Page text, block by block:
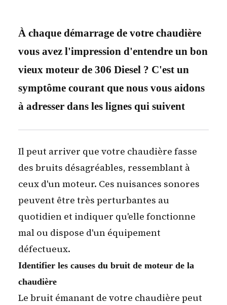
À chaque démarrage de votre chaudière
vous avez l'impression d'entendre un bon
vieux moteur de 306 Diesel ? C'est un
symptôme courant que nous vous aidons
à adresser dans les lignes qui suivent
Il peut arriver que votre chaudière fasse
des bruits désagréables, ressemblant à
ceux d'un moteur. Ces nuisances sonores
peuvent être très perturbantes au
quotidien et indiquer qu'elle fonctionne
mal ou dispose d'un équipement
défectueux.
Identifier les causes du bruit de moteur de la
chaudière
Le bruit émanant de votre chaudière peut